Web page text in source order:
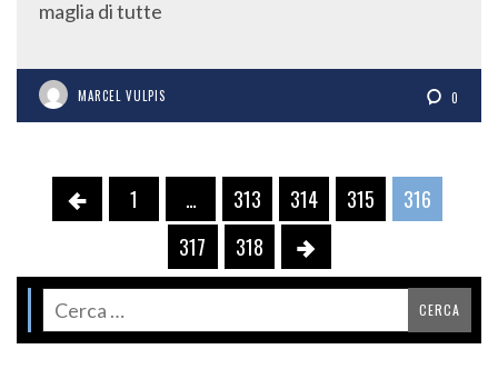
maglia di tutte
MARCEL VULPIS 0
1 … 313 314 315
316
317
318